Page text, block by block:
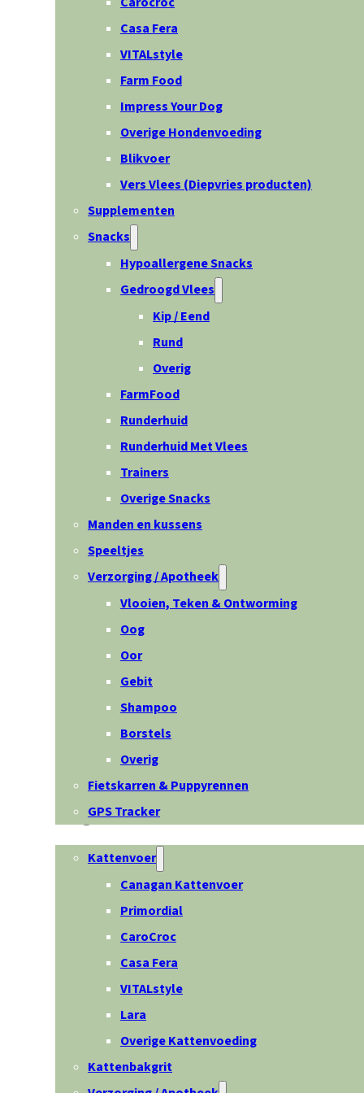
Casa Fera
VITALstyle
Farm Food
Impress Your Dog
Overige Hondenvoeding
Blikvoer
Vers Vlees (Diepvries producten)
Supplementen
Snacks
Hypoallergene Snacks
Gedroogd Vlees
Kip / Eend
Rund
Overig
FarmFood
Runderhuid
Runderhuid Met Vlees
Trainers
Overige Snacks
Manden en kussens
Speeltjes
Verzorging / Apotheek
Vlooien, Teken & Ontworming
Oog
Oor
Gebit
Shampoo
Borstels
Overig
Fietskarren & Puppyrennen
GPS Tracker
Kat
Kattenvoer
Canagan Kattenvoer
Primordial
CaroCroc
Casa Fera
VITALstyle
Lara
Overige Kattenvoeding
Kattenbakgrit